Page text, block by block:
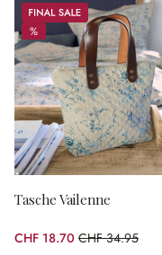
Sale
%
%
Tasche Vailenne
CHF 18.70 CHF 34.95
(46.49% gespart)